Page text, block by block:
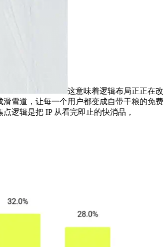
这意味着逻辑布局正正在
雪道，让每一个用户都变成自带干粮的
逻辑是把 IP 从看完即止的快消品，